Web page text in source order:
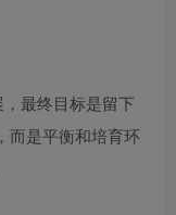
最终目标是留下
而是平衡和培育环